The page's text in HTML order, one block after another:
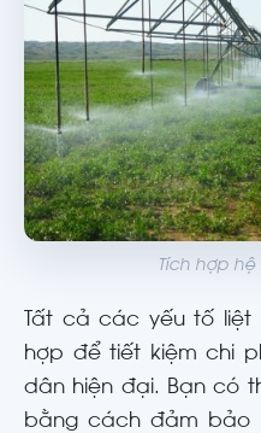
Tích hợp
Tất cả các yếu tố
hợp để tiết kiệm chi
dân hiện đại. Bạn có
bằng cách đảm bảo